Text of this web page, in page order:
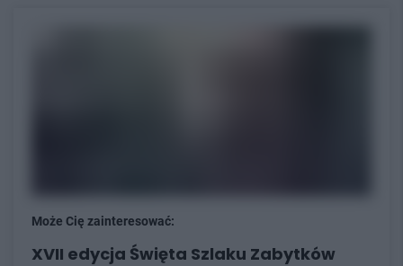
Może Cię zainteresować:
XVII edycja Święta Szlaku Zabytków